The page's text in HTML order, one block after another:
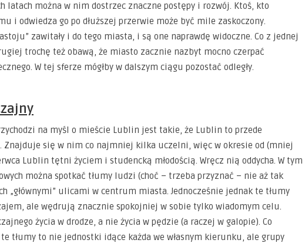
latach można w nim dostrzec znaczne postępy i rozwój. Ktoś, kto
i odwiedza go po dłuższej przerwie może być mile zaskoczony.
zawitały i do tego miasta, i są one naprawdę widoczne. Co z jednej
trochę też obawą, że miasto zacznie nazbyt mocno czerpać
W tej sferze mógłby w dalszym ciągu pozostać odległy.
na myśl o mieście Lublin jest takie, że Lublin to przede
Znajduje się w nim co najmniej kilka uczelni, więc w okresie od (mniej
Lublin tętni życiem i studencką młodością. Wręcz nią oddycha. W tym
można spotkać tłumy ludzi (choć – trzeba przyznać – nie aż tak
„głównymi” ulicami w centrum miasta. Jednocześnie jednak te tłumy
ale wędrują znacznie spokojniej w sobie tylko wiadomym celu.
życia w drodze, a nie życia w pędzie (a raczej w galopie). Co
tłumy to nie jednostki idące każda we własnym kierunku, ale grupy